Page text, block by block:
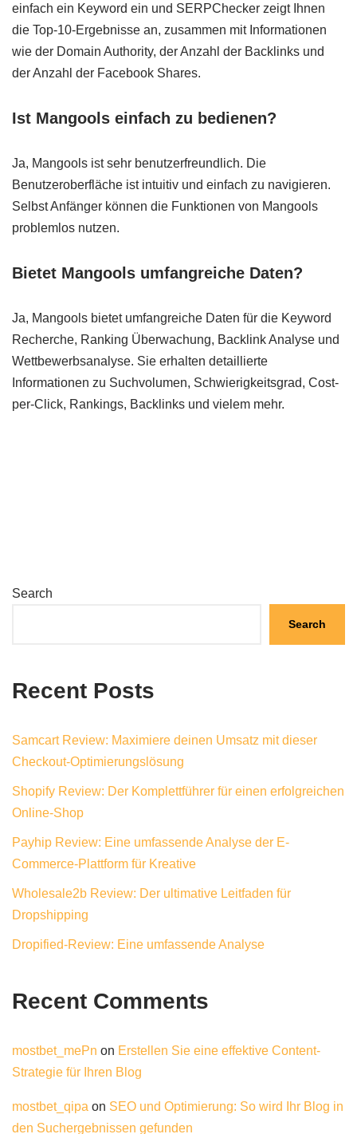
einfach ein Keyword ein und SERPChecker zeigt Ihnen
die Top-10-Ergebnisse an, zusammen mit Informationen
wie der Domain Authority, der Anzahl der Backlinks und
der Anzahl der Facebook Shares.
Ist Mangools einfach zu bedienen?
Ja, Mangools ist sehr benutzerfreundlich. Die
Benutzeroberfläche ist intuitiv und einfach zu navigieren.
Selbst Anfänger können die Funktionen von Mangools
problemlos nutzen.
Bietet Mangools umfangreiche Daten?
Ja, Mangools bietet umfangreiche Daten für die Keyword
Recherche, Ranking Überwachung, Backlink Analyse und
Wettbewerbsanalyse. Sie erhalten detaillierte
Informationen zu Suchvolumen, Schwierigkeitsgrad, Cost-
per-Click, Rankings, Backlinks und vielem mehr.
Search
Search
Recent Posts
Samcart Review: Maximiere deinen Umsatz mit dieser
Checkout-Optimierungslösung
Shopify Review: Der Komplettführer für einen erfolgreichen
Online-Shop
Payhip Review: Eine umfassende Analyse der E-
Commerce-Plattform für Kreative
Wholesale2b Review: Der ultimative Leitfaden für
Dropshipping
Dropified-Review: Eine umfassende Analyse
Recent Comments
mostbet_mePn on Erstellen Sie eine effektive Content-
Strategie für Ihren Blog
mostbet_qipa on SEO und Optimierung: So wird Ihr Blog in
den Suchergebnissen gefunden